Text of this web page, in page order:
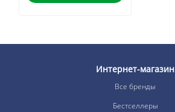
Интернет-магазин
Все бренды
Бестселлеры